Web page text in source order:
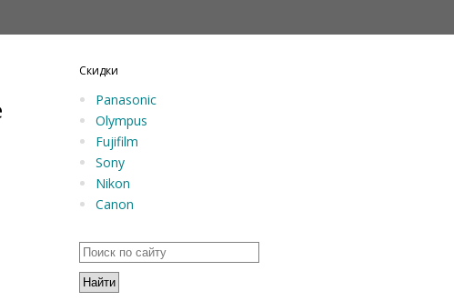
Скидки
Panasonic
Olympus
Fujifilm
Sony
Nikon
Canon